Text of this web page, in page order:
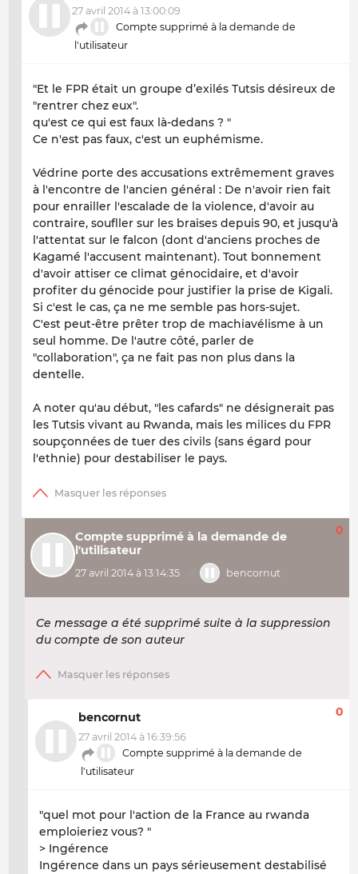
27 avril 2014 à 13:00:09
Compte supprimé à la demande de
l'utilisateur
"Et le FPR était un groupe d’exilés Tutsis désireux de
"rentrer chez eux".
qu'est ce qui est faux là-dedans ? "
Ce n'est pas faux, c'est un euphémisme.
Védrine porte des accusations extrêmement graves
à l'encontre de l'ancien général : De n'avoir rien fait
pour enrailler l'escalade de la violence, d'avoir au
contraire, soufller sur les braises depuis 90, et jusqu'à
l'attentat sur le falcon (dont d'anciens proches de
Kagamé l'accusent maintenant). Tout bonnement
d'avoir attiser ce climat génocidaire, et d'avoir
profiter du génocide pour justifier la prise de Kigali.
Si c'est le cas, ça ne me semble pas hors-sujet.
C'est peut-être prêter trop de machiavélisme à un
seul homme. De l'autre côté, parler de
"collaboration", ça ne fait pas non plus dans la
dentelle.
A noter qu'au début, "les cafards" ne désignerait pas
les Tutsis vivant au Rwanda, mais les milices du FPR
soupçonnées de tuer des civils (sans égard pour
l'ethnie) pour destabiliser le pays.
Compte supprimé à la demande de
l'utilisateur
27 avril 2014 à 13:14:35 bencornut
0
Ce message a été supprimé suite à la suppression
du compte de son auteur
bencornut
27 avril 2014 à 16:39:56
Compte supprimé à la demande de
l'utilisateur
0
"quel mot pour l'action de la France au rwanda
emploieriez vous? "
> Ingérence
Ingérence dans un pays sérieusement destabilisé